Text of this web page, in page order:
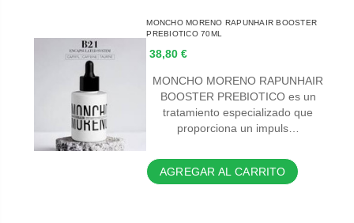
MONCHO MORENO RAPUNHAIR BOOSTER
PREBIOTICO 70ML
38,80 €
MONCHO MORENO RAPUNHAIR
BOOSTER PREBIOTICO es un
tratamiento especializado que
proporciona un impuls…
AGREGAR AL CARRITO